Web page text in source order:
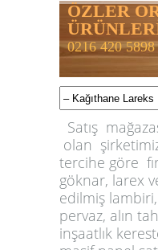
ÖZLER
0216 420 5898
Satış
olan
tercihe göre
göknar, larex
edilmiş
pervaz, alın
inşaatlık